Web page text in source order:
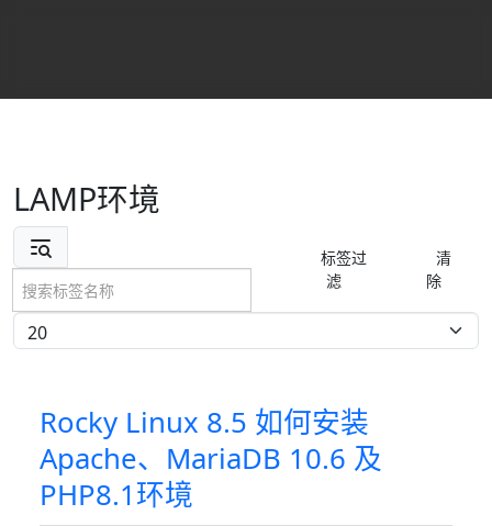
LAMP环境
搜索标签名称
标签过
滤
清
除
每页显示条数
Rocky Linux 8.5 如何安装
Apache、MariaDB 10.6 及
PHP8.1环境